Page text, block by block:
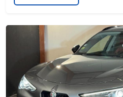
Scudetto Leggenda
Body kit noir brillant
Volant en cuir multifonction